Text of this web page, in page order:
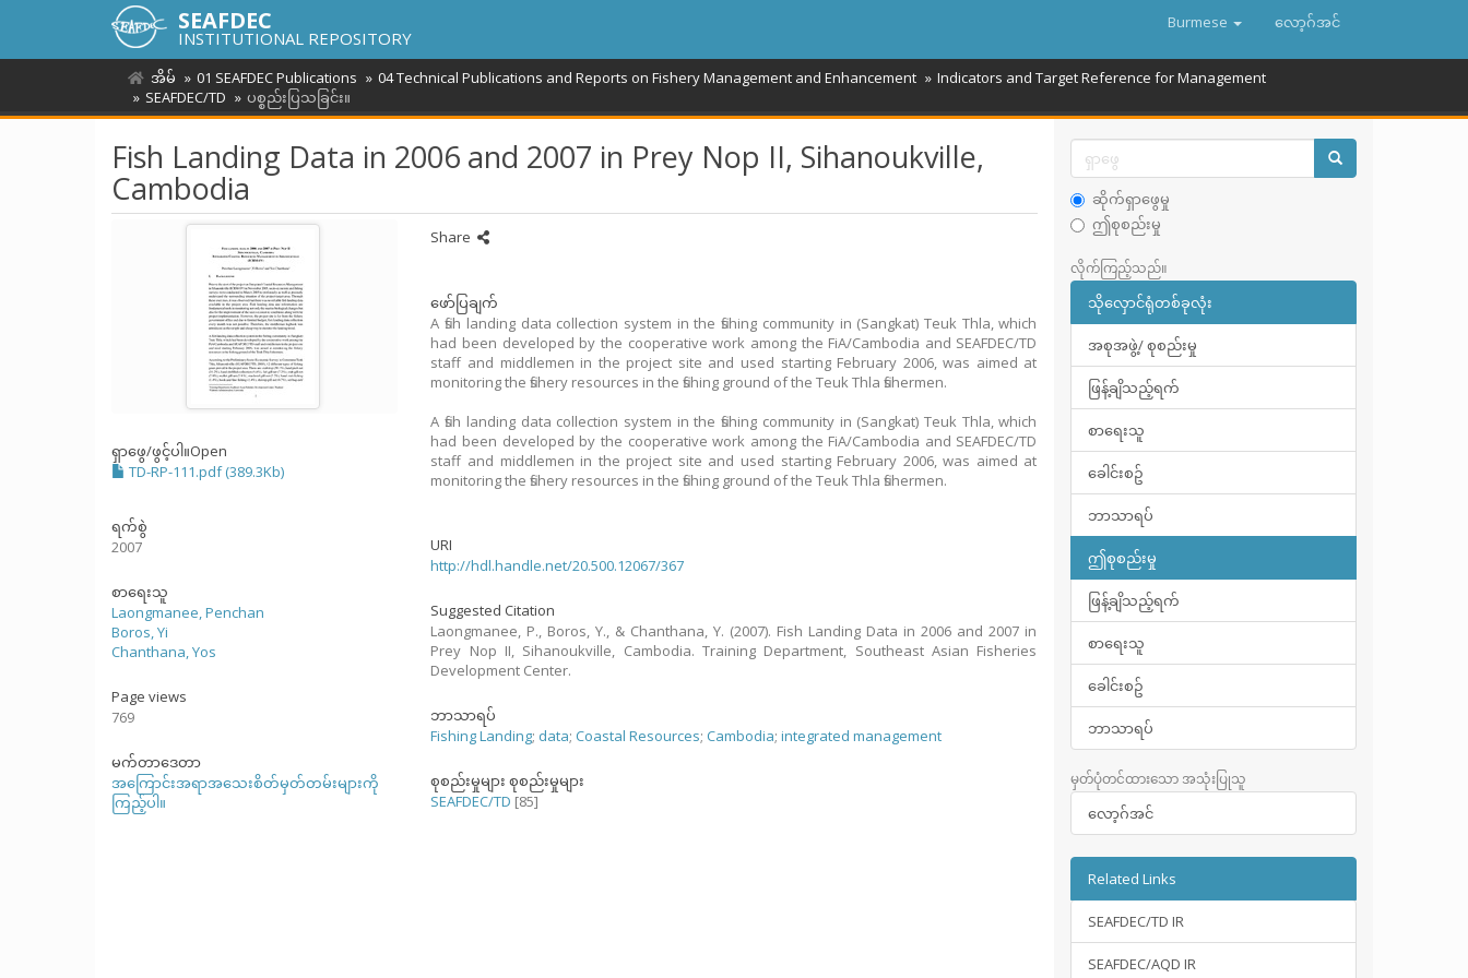
SEAFDEC
INSTITUTIONAL REPOSITORY
Burmese လော့ဂ်အင်
အိမ် 01 SEAFDEC Publications 04 Technical Publications and Reports on Fishery Management and Enhancement
Indicators and Target Reference for Management
SEAFDEC/TD
ပစ္စည်းပြသခြင်း။
Fish Landing Data in 2006 and 2007 in Prey Nop II, Sihanoukville,
Cambodia
ရှာဖွေ/ဖွင့်ပါ။Open
TD-RP-111.pdf (389.3Kb)
ရက်စွဲ
2007
စာရေးသူ
Laongmanee, Penchan
Boros, Yi
Chanthana, Yos
Page views
769
မက်တာဒေတာ
အကြောင်းအရာအသေးစိတ်မှတ်တမ်းများကို
ကြည့်ပါ။
Share
ဖော်ပြချက်
A fish landing data collection system in the fishing community in (Sangkat) Teuk Thla, which
had been developed by the cooperative work among the FiA/Cambodia and SEAFDEC/TD
staff and middlemen in the project site and used starting February 2006, was aimed at
monitoring the fishery resources in the fishing ground of the Teuk Thla fishermen.
A fish landing data collection system in the fishing community in (Sangkat) Teuk Thla, which
had been developed by the cooperative work among the FiA/Cambodia and SEAFDEC/TD
staff and middlemen in the project site and used starting February 2006, was aimed at
monitoring the fishery resources in the fishing ground of the Teuk Thla fishermen.
URI
http://hdl.handle.net/20.500.12067/367
Suggested Citation
Laongmanee, P., Boros, Y., & Chanthana, Y. (2007). Fish Landing Data in 2006 and 2007 in
Prey Nop II, Sihanoukville, Cambodia. Training Department, Southeast Asian Fisheries
Development Center.
ဘာသာရပ်
Fishing Landing; data;Coastal Resources;Cambodia;integrated management
စုစည်းမှုများ စုစည်းမှုများ
SEAFDEC/TD [85]
ဆိုက်ရှာဖွေမှု
ဤစုစည်းမှု
လိုက်ကြည့်သည်။
သိုလှောင်ရုံတစ်ခုလုံး
အစုအဖွဲ့/ စုစည်းမှု
ဖြန့်ချိသည့်ရက်
စာရေးသူ
ခေါင်းစဥ်
ဘာသာရပ်
ဤစုစည်းမှု
ဖြန့်ချိသည့်ရက်
စာရေးသူ
ခေါင်းစဥ်
ဘာသာရပ်
မှတ်ပုံတင်ထားသော အသုံးပြုသူ
လော့ဂ်အင်
Related Links
SEAFDEC/TD IR
SEAFDEC/AQD IR